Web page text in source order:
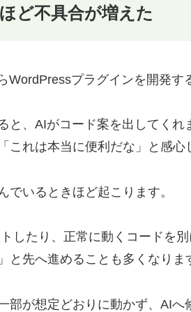
ど不具合が増えた
WordPressプラグインを開発す
と、AIがコード案を出してく
これは本当に便利だな」と感心
でいるときほど起こります。
したり、正常に動くコードを
と先へ進めることも多くなりま
部が想定どおりに動かず、AI